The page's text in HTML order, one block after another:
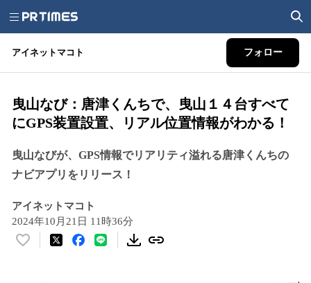
アイネットマコト フォロー
曳山なび：唐津くんちで、曳山１４台すべて
にGPS装置設置、リアル位置情報がわかる！
曳山なびが、GPS情報でリアリティ溢れる唐津くんちの
ナビアプリをリリース！
アイネットマコト
2024年10月21日 11時36分
い